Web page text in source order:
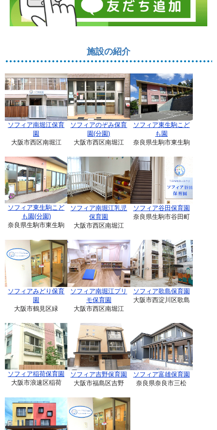
施設の紹介
ソフィア南堀江保育
園
大阪市西区南堀江
ソフィアのぞみ保育
園(分園)
大阪市西区南堀江
ソフィア東生駒こど
も園
奈良県生駒市東生駒
ソフィア東生駒こど
も園(分園)
奈良県生駒市東生駒
ソフィア南堀江乳児
保育園
大阪市西区南堀江
ソフィア谷田保育園
奈良県生駒市谷田町
ソフィアみどり保育
園
大阪市鶴見区緑
ソフィア南堀江プリ
モ保育園
大阪市西区南堀江
ソフィア歌島保育園
大阪市西淀川区歌島
ソフィア稲荷保育園
大阪市浪速区稲荷
ソフィア吉野保育園
大阪市福島区吉野
ソフィア富雄保育園
奈良県奈良市三松